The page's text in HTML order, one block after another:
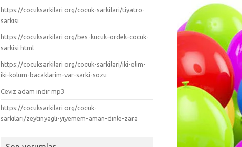
https://cocuksarkilari org/cocuk-sarkilari/tiyatro-
sarkisi
https://cocuksarkilari org/bes-kucuk-ordek-cocuk-
sarkisi html
https://cocuksarkilari org/cocuk-sarkilari/iki-elim-
iki-kolum-bacaklarim-var-sarki-sozu
Cevız adam ındır mp3
https://cocuksarkilari org/cocuk-
sarkilari/zeytinyagli-yiyemem-aman-dinle-zara